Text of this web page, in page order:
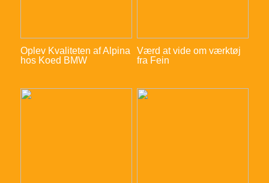
Oplev Kvaliteten af Alpina
hos Koed BMW
Værd at vide om værktøj
fra Fein